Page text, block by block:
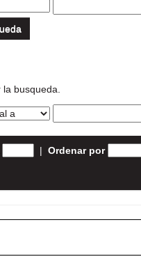
busqueda.
| Ordenar por